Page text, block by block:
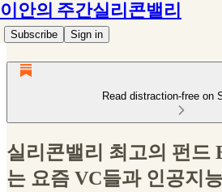
이안의 주간실리콘밸리
Subscribe Sign in
Read distraction-free on
실리콘밸리 최고의 펀드
는 요즘 VC들과 인공지